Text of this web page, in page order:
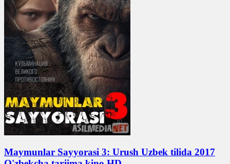
Maymunlar Sayyorasi 3: Urush Uzbek tilida 2017